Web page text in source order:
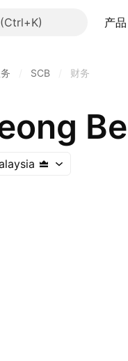
产品
SCB 财务